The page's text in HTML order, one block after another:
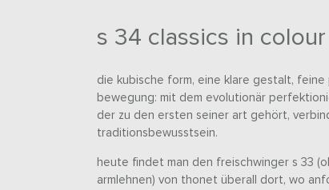
s 34 classics in
die kubische form, eine klare gestalt,
bewegung: mit dem evolutionär
der zu den ersten seiner art gehört,
traditionsbewusstsein.
heute findet man den freischwinger s 33
armlehnen) von thonet überall dort, wo